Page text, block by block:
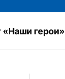
«Наши герои»